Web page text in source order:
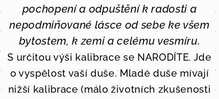
pochopení a odpuštění k radosti a
nepodmiňované lásce od sebe ke všem
bytostem, k zemi a celému vesmíru.
S určitou výši kalibrace se NARODÍTE. Jde
o vyspělost vaší duše. Mladé duše mívají
nižší kalibrace (málo životních zkušenosti